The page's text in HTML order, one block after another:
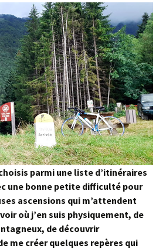
Semezanges
Ternant
Villers-la-Faye
Chaudenay-le-Château
Civry-en-Montagne
Col de Viécourt
Combe de Bouzot
Combe Jean Moreau
Croix de Villy
Croix Saint-Thomas
Cruchy
Dampierre-en-Montagne
Pasques
Saulx-le-Duc
Saussy
Sources de la Seine
St-Germain
Val de la Saule
Val-Suzon
Vernois-les-Vesvres ><
Boussenois
Vesvrotte
parmi une liste d’itinéraires
une bonne petite difficulté pour
ascensions qui m’attendent
où j’en suis physiquement, de
de découvrir
me créer quelques repères qui